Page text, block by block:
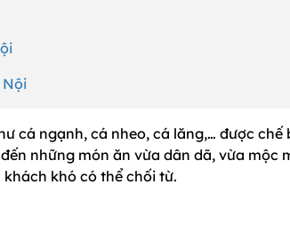
Nội
cá ngạnh, cá nheo, cá lăng,… được chế
những món ăn vừa dân dã, vừa mộc
khó có thể chối từ.